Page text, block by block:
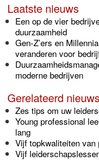
Laatste nieuws
Een op de vier
duurzaamheid
Gen-Z’ers en
veranderen voor
moderne bedrijven
Gerelateerd nieuws
Zes tips om uw
Young professional
lang
Vijf topkwaliteiten van
Vijf